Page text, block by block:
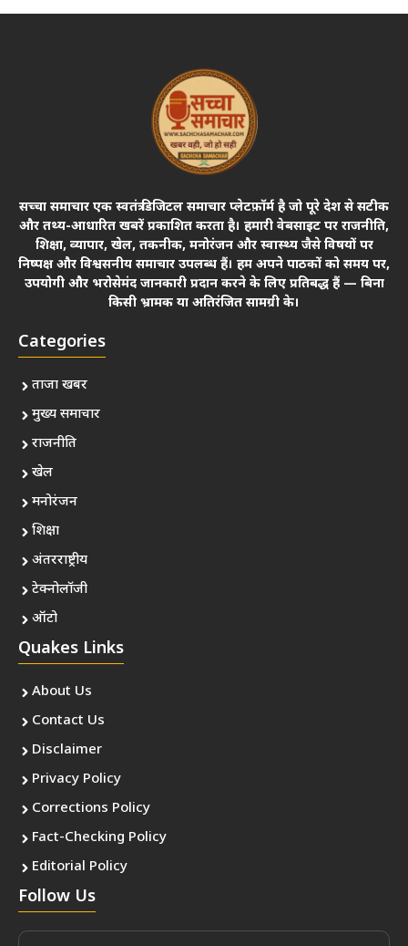
सच्चा समाचार एक स्वतंत्र डिजिटल समाचार प्लेटफ़ॉर्म है जो पूरे देश से सटीक
और तथ्य-आधारित खबरें प्रकाशित करता है। हमारी वेबसाइट पर राजनीति,
शिक्षा, व्यापार, खेल, तकनीक, मनोरंजन और स्वास्थ्य जैसे विषयों पर
निष्पक्ष और विश्वसनीय समाचार उपलब्ध हैं। हम अपने पाठकों को समय पर,
उपयोगी और भरोसेमंद जानकारी प्रदान करने के लिए प्रतिबद्ध हैं — बिना
किसी भ्रामक या अतिरंजित सामग्री के।
Categories
ताजा खबर
मुख्य समाचार
राजनीति
खेल
मनोरंजन
शिक्षा
अंतरराष्ट्रीय
टेक्नोलॉजी
ऑटो
Quakes Links
About Us
Contact Us
Disclaimer
Privacy Policy
Corrections Policy
Fact-Checking Policy
Editorial Policy
Follow Us